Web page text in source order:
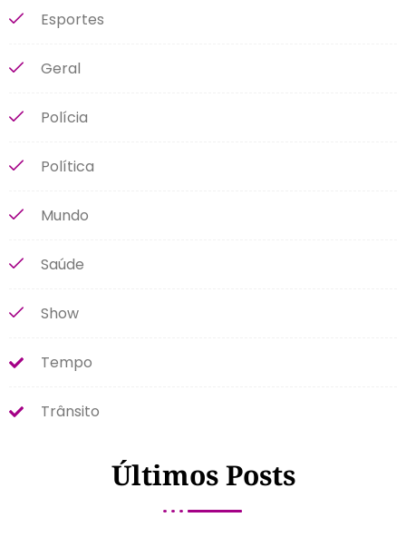
Esportes
Geral
Polícia
Política
Mundo
Saúde
Show
Tempo
Trânsito
Últimos Posts